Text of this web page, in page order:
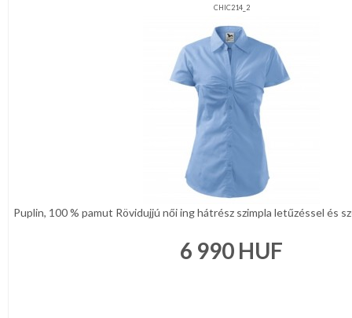
CHIC214_2
Puplin, 100 % pamut Rövidujjú női ing hátrész szimpla letűzéssel és
6 990 HUF